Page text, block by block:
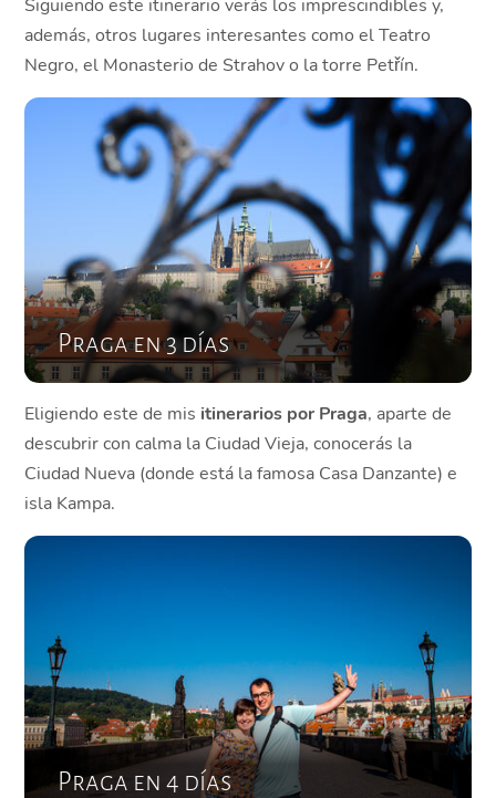
Siguiendo este itinerario verás los imprescindibles y,
además, otros lugares interesantes como el Teatro
Negro, el Monasterio de Strahov o la torre Petřín.
Praga en 3 días
Eligiendo este de mis itinerarios por Praga, aparte de
descubrir con calma la Ciudad Vieja, conocerás la
Ciudad Nueva (donde está la famosa Casa Danzante) e
isla Kampa.
Praga en 4 días